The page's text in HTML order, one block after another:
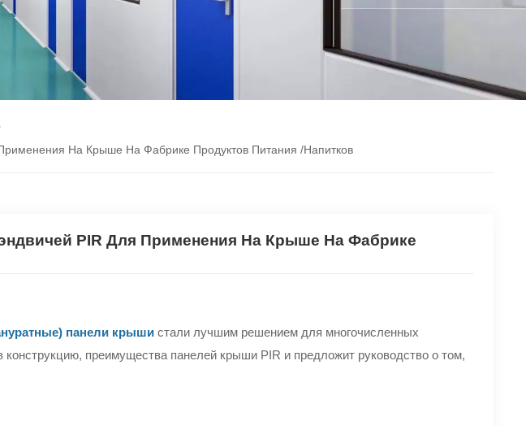
На Крыше На Фабрике Продуктов Питания /напитков
PIR Для Применения На Крыше На Фабрике
панели крышистали лучшим решением для многочисленных
конструкцию, преимущества панелей крыши PIR и предложит руководство о том,